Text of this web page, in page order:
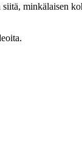
minkälaisen